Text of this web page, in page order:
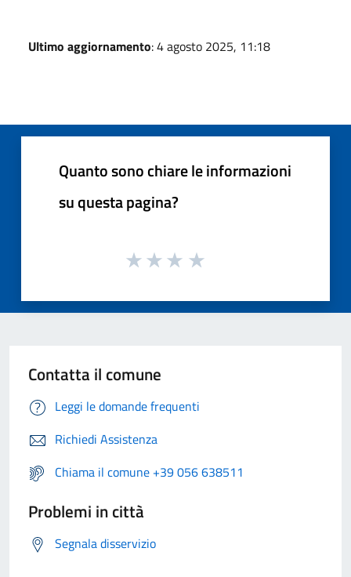
Ultimo aggiornamento: 4 agosto 2025, 11:18
Quanto sono chiare le informazioni
su questa pagina?
Contatta il comune
Leggi le domande frequenti
Richiedi Assistenza
Chiama il comune +39 056 638511
Problemi in città
Segnala disservizio